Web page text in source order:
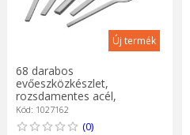
Új termék
68 darabos
evőeszközkészlet,
rozsdamentes acél,
"Minimale", Hammered -
Zwilling
Kód: 1027162
(0)